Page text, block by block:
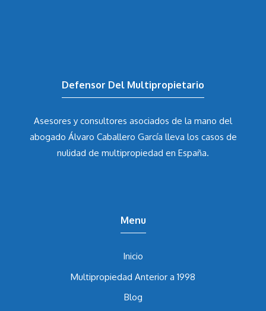
Defensor Del Multipropietario
Asesores y consultores asociados de la mano del
abogado Álvaro Caballero García lleva los casos de
nulidad de multipropiedad en España.
Menu
Inicio
Multipropiedad Anterior a 1998
Blog